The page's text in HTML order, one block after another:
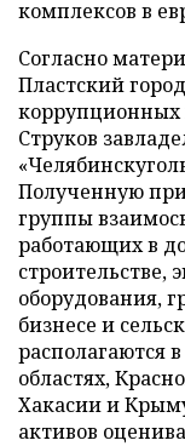
комплексов в
Согласно
Пластский
коррупционных
Струков
Полученную
группы
работающих в
строительстве,
оборудования,
бизнесе и
располагаются
областях,
Хакасии и
активов